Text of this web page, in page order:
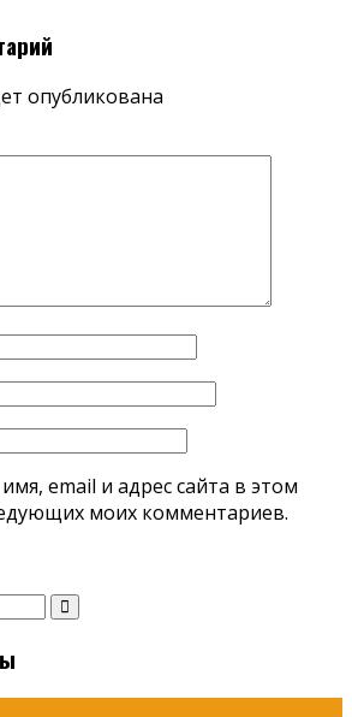
опубликована
email и адрес сайта в этом
моих комментариев.